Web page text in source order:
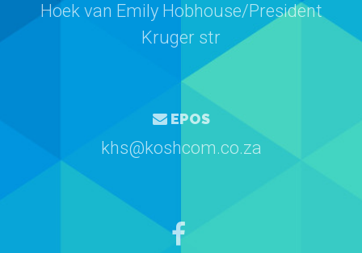
Hoek van Emily Hobhouse/President
Kruger str
EPOS
khs@koshcom.co.za